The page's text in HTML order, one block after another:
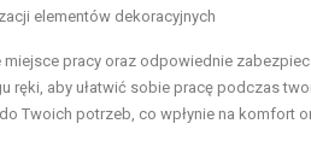
elementów dekoracyjnych
pracy oraz odpowiednie
ręki, aby ułatwić sobie pracę podczas
Twoich potrzeb, co wpłynie na komfort